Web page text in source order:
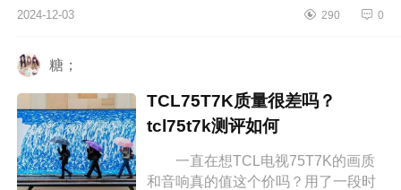
吗？海信会议电视XP3E好不好 海
2024-12-03 290 0
糖；
TCL75T7K质量很差吗？
tcl75t7k测评如何
一直在想TCL电视75T7K的画质
和音响真的值这个价吗？用了一段时